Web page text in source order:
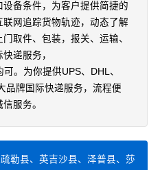
备条件，为客户提供简捷的
网追踪货物轨迹，动态了解
取件、包装，报关、运输、
递服务，
。为你提供UPS、DHL、
品牌国际快递服务，流程便
服务。
勒县、英吉沙县、泽普县、莎